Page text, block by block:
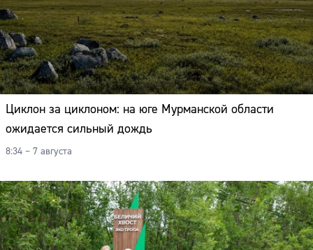
Циклон за циклоном: на юге Мурманской области
ожидается сильный дождь
8:34 – 7 августа